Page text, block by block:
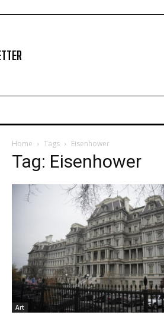
Home Tags Eisenhower
Tag: Eisenhower
Art